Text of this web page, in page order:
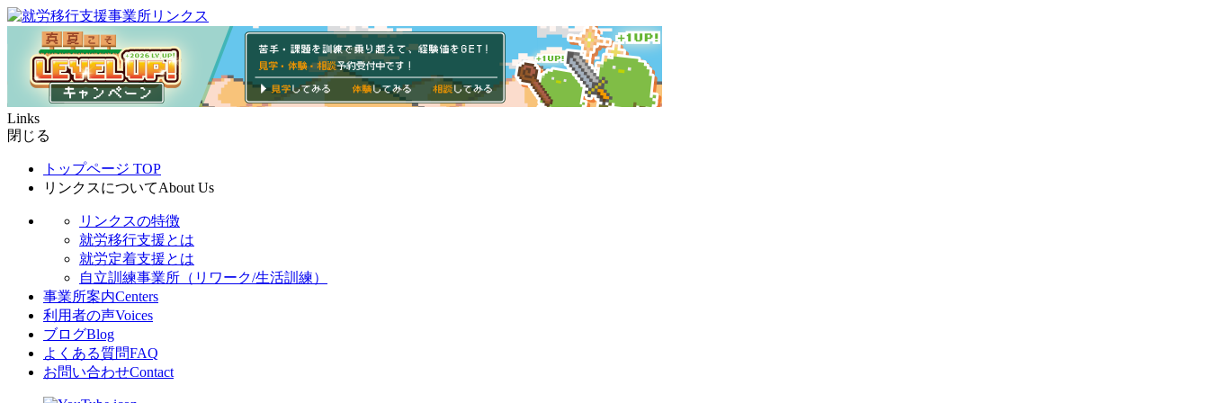
Links
閉じる
トップページ TOP
リンクスについてAbout Us
リンクスの特徴
就労移行支援とは
就労定着支援とは
自立訓練事業所（リワーク/生活訓練）
事業所案内Centers
利用者の声Voices
ブログBlog
よくある質問FAQ
お問い合わせContact